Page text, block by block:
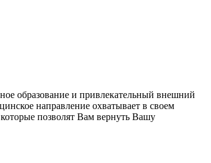
образование и привлекательный внешний
направление охватывает в своем
позволят Вам вернуть Вашу